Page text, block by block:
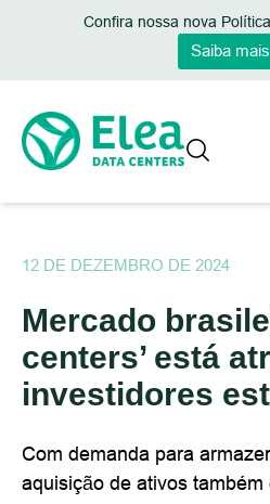
Confira nossa nova
Saiba mais
12 DE DEZEMBRO DE 2024
Mercado
centers’ está
investidores
Com demanda para
aquisição de ativos